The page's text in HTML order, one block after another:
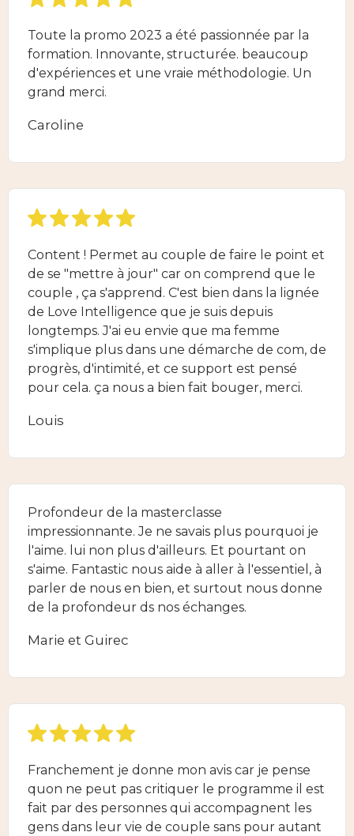
Toute la promo 2023 a été passionnée par la
formation. Innovante, structurée. beaucoup
d'expériences et une vraie méthodologie. Un
grand merci.
Caroline
Content ! Permet au couple de faire le point et
de se "mettre à jour" car on comprend que le
couple , ça s'apprend. C'est bien dans la lignée
de Love Intelligence que je suis depuis
longtemps. J'ai eu envie que ma femme
s'implique plus dans une démarche de com, de
progrès, d'intimité, et ce support est pensé
pour cela. ça nous a bien fait bouger, merci.
Louis
Profondeur de la masterclasse
impressionnante. Je ne savais plus pourquoi je
l'aime. lui non plus d'ailleurs. Et pourtant on
s'aime. Fantastic nous aide à aller à l'essentiel, à
parler de nous en bien, et surtout nous donne
de la profondeur ds nos échanges.
Marie et Guirec
Franchement je donne mon avis car je pense
quon ne peut pas critiquer le programme il est
fait par des personnes qui accompagnent les
gens dans leur vie de couple sans pour autant